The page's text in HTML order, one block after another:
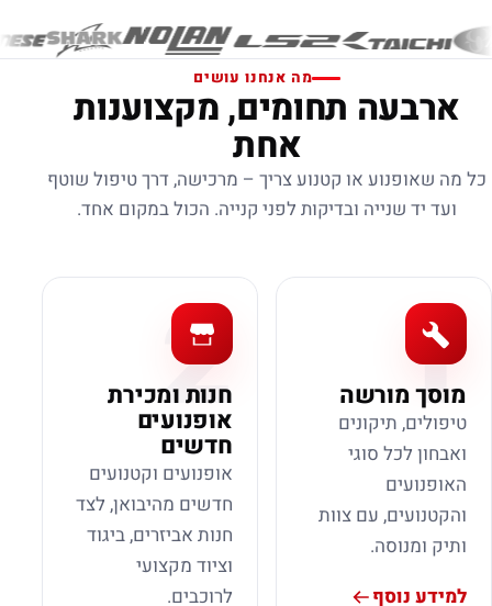
מה אנחנו עושים
ארבעה תחומים, מקצוענות
אחת
כל מה שאופנוע או קטנוע צריך – מרכישה, דרך טיפול שוטף
ועד יד שנייה ובדיקות לפני קנייה. הכול במקום אחד.
1
מוסך מורשה
טיפולים, תיקונים
ואבחון לכל סוגי
האופנועים
והקטנועים, עם צוות
ותיק ומנוסה.
למידע נוסף
2
חנות ומכירת
אופנועים
חדשים
אופנועים וקטנועים
חדשים מהיבואן, לצד
חנות אביזרים, ביגוד
וציוד מקצועי
לרוכבים.